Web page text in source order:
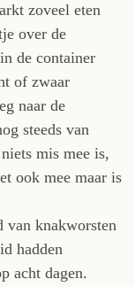
zoveel eten
over de
de container
of zwaar
naar de
steeds van
mis mee is,
ook mee maar is
van knakworsten
hadden
acht dagen.